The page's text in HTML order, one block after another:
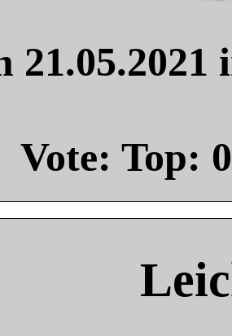
Vote: Top: 0